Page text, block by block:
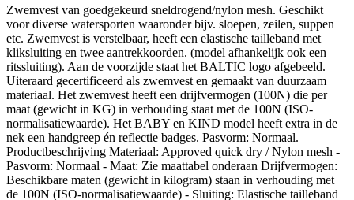
Zwemvest van goedgekeurd sneldrogend/nylon mesh. Geschikt
voor diverse watersporten waaronder bijv. sloepen, zeilen, suppen
etc. Zwemvest is verstelbaar, heeft een elastische tailleband met
kliksluiting en twee aantrekkoorden. (model afhankelijk ook een
ritssluiting). Aan de voorzijde staat het BALTIC logo afgebeeld.
Uiteraard gecertificeerd als zwemvest en gemaakt van duurzaam
materiaal. Het zwemvest heeft een drijfvermogen (100N) die per
maat (gewicht in KG) in verhouding staat met de 100N (ISO-
normalisatiewaarde). Het BABY en KIND model heeft extra in de
nek een handgreep én reflectie badges. Pasvorm: Normaal.
Productbeschrijving Materiaal: Approved quick dry / Nylon mesh -
Pasvorm: Normaal - Maat: Zie maattabel onderaan Drijfvermogen:
Beschikbare maten (gewicht in kilogram) staan in verhouding met
de 100N (ISO-normalisatiewaarde) - Sluiting: Elastische tailleband